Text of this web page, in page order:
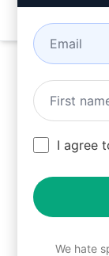
Passo
I agree
We hate